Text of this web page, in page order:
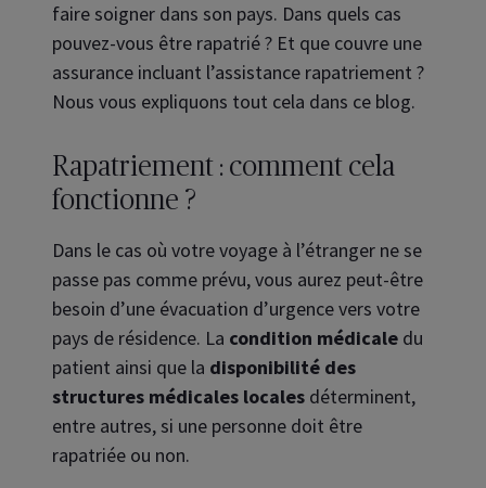
faire soigner dans son pays. Dans quels cas
pouvez-vous être rapatrié ? Et que couvre une
assurance incluant l’assistance rapatriement ?
Nous vous expliquons tout cela dans ce blog.
Rapatriement : comment cela
fonctionne ?
Dans le cas où votre voyage à l’étranger ne se
passe pas comme prévu, vous aurez peut-être
besoin d’une évacuation d’urgence vers votre
pays de résidence. La condition médicale du
patient ainsi que la disponibilité des
structures médicales locales déterminent,
entre autres, si une personne doit être
rapatriée ou non.